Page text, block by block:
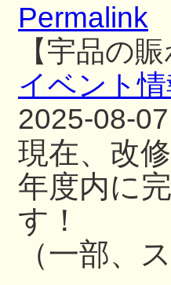
Permalink
【宇品の
イベント情
2025-08-07
現在、改
年度内に
す！
（一部、